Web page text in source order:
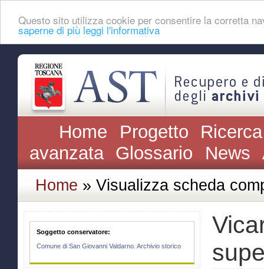
Questo sito utilizza cookie per consentire la corretta
saperne di più leggi l'informativa
Home Progetto
avanzata Glossario News
Home » Visualizza scheda
Soggetto conservatore:
Comune di San Giovanni Valdarno. Archivio storico